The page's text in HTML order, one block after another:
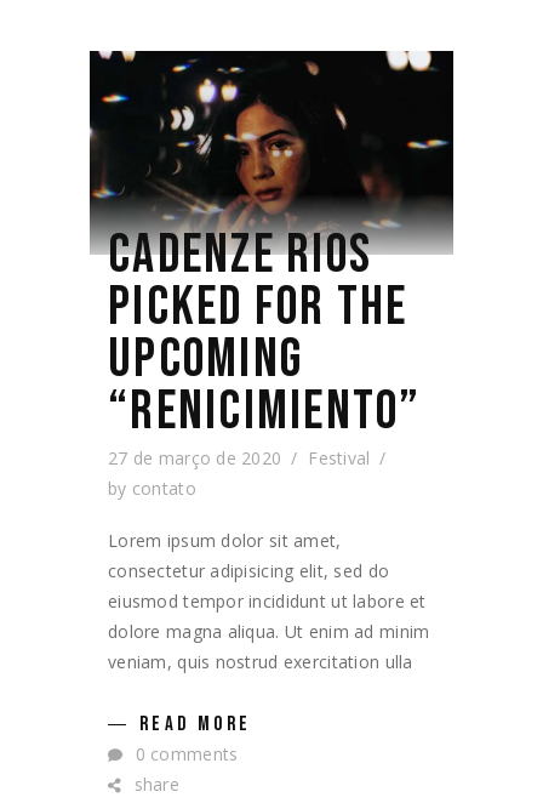
CADENZE RIOS
PICKED FOR THE
UPCOMING
“RENICIMIENTO”
27 de março de 2020
Festival
by contato
Lorem ipsum dolor sit amet,
consectetur adipisicing elit, sed do
eiusmod tempor incididunt ut labore et
dolore magna aliqua. Ut enim ad minim
veniam, quis nostrud exercitation ulla
READ MORE
0 comments
share